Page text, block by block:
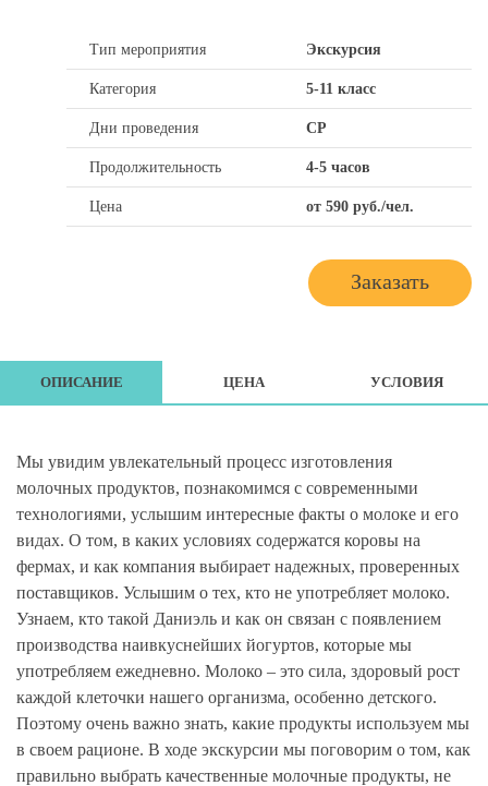
Тип мероприятия Экскурсия
Категория 5-11 класс
Дни проведения СР
Продолжительность 4-5 часов
Цена от 590 руб./чел.
Заказать
ОПИСАНИЕ ЦЕНА УСЛОВИЯ
Мы увидим увлекательный процесс изготовления
молочных продуктов, познакомимся с современными
технологиями, услышим интересные факты о молоке и его
видах. О том, в каких условиях содержатся коровы на
фермах, и как компания выбирает надежных, проверенных
поставщиков. Услышим о тех, кто не употребляет молоко.
Узнаем, кто такой Даниэль и как он связан с появлением
производства наивкуснейших йогуртов, которые мы
употребляем ежедневно. Молоко – это сила, здоровый рост
каждой клеточки нашего организма, особенно детского.
Поэтому очень важно знать, какие продукты используем мы
в своем рационе. В ходе экскурсии мы поговорим о том, как
правильно выбрать качественные молочные продукты, не